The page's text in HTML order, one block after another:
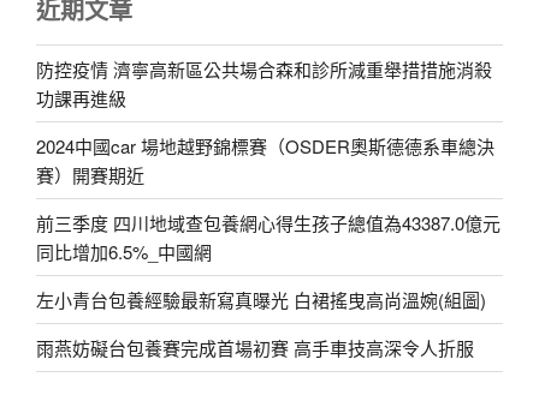
近期文章
防控疫情 濟寧高新區公共場合森和診所減重舉措措施消殺
功課再進級
2024中國car 場地越野錦標賽（OSDER奧斯德德系車總決
賽）開賽期近
前三季度 四川地域查包養網心得生孩子總值為43387.0億元
同比增加6.5%_中國網
左小青台包養經驗最新寫真曝光 白裙搖曳高尚溫婉(組圖)
雨燕妨礙台包養賽完成首場初賽 高手車技高深令人折服